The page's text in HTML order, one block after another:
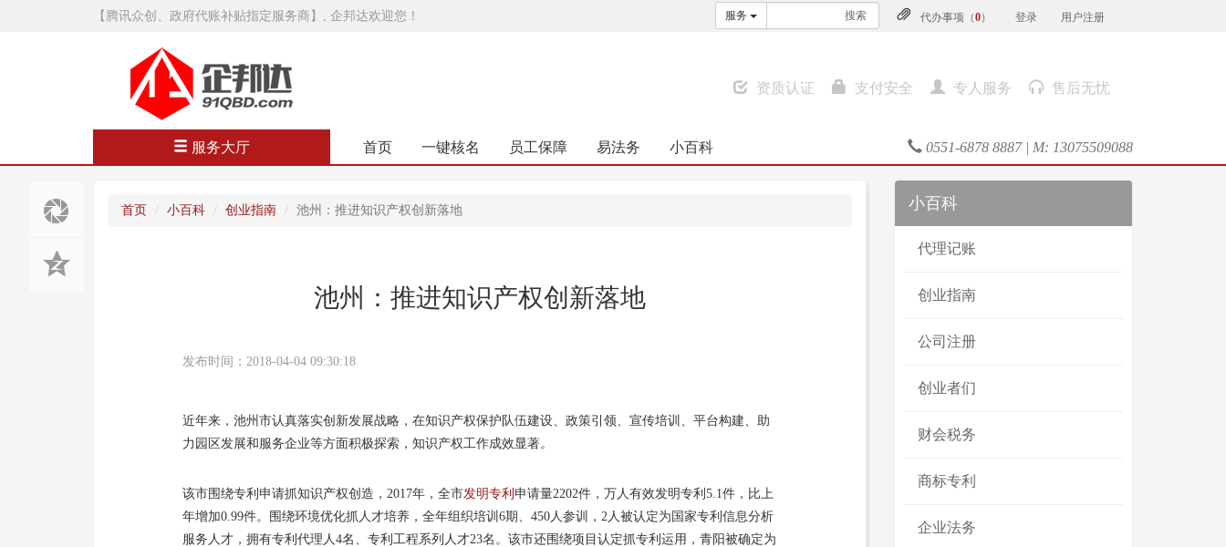
【腾讯众创、政府代账补贴指定服务商】, 企邦达欢迎您！ 代办事项（0） 登录 用户注册
服务 搜索
资质认证 支付安全 专人服务 售后无忧
服务大厅 首页 一键核名 员工保障 易法务 小百科 0551-6878 8887 | M: 13075509088
首页 小百科 创业指南 池州：推进知识产权创新落地
池州：推进知识产权创新落地
发布时间：2018-04-04 09:30:18
近年来，池州市认真落实创新发展战略，在知识产权保护队伍建设、政策引领、宣传培训、平台构建、助
力园区发展和服务企业等方面积极探索，知识产权工作成效显著。
该市围绕专利申请抓知识产权创造，2017年，全市发明专利 申请量2202件，万人有效发明专利5.1件，比上
年增加0.99件。围绕环境优化抓人才培养，全年组织培训6期、450人参训，2人被认定为国家专利信息分析
服务人才，拥有专利代理人4名、专利工程系列人才23名。该市还围绕项目认定抓专利运用，青阳被确定为
小百科
代理记账
创业指南
公司注册
创业者们
财会税务
商标专利
企业法务